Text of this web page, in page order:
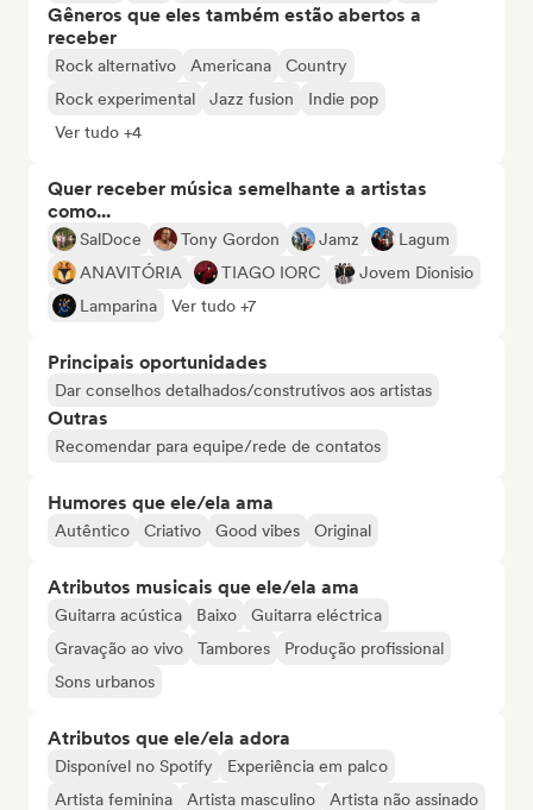
Gêneros que eles também estão abertos a
receber
Rock alternativo Americana
Country
Rock experimental
Jazz fusion
Indie pop
Ver tudo +4
Quer receber música semelhante a artistas
como...
SalDoce Tony Gordon Jamz
Lagum
ANAVITÓRIA
TIAGO IORC
Jovem Dionisio
Lamparina
Ver tudo +7
Principais oportunidades
Dar conselhos detalhados/construtivos aos artistas
Outras
Recomendar para equipe/rede de contatos
Humores que ele/ela ama
Autêntico Criativo Good vibes Original
Atributos musicais que ele/ela ama
Guitarra acústica Baixo
Guitarra eléctrica
Gravação ao vivo
Tambores
Produção profissional
Sons urbanos
Atributos que ele/ela adora
Disponível no Spotify
Experiência em palco
Artista feminina
Artista masculino Artista não assinado